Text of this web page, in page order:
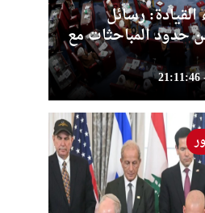
رسائل
حدود المباحثات مع